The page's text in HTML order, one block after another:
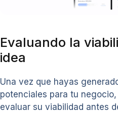
Evaluando la
idea
Una vez que hayas
potenciales para tu
evaluar su viabilidad antes